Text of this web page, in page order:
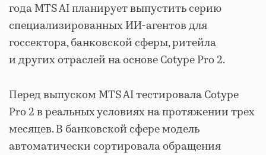
года MTS AI планирует выпустить серию
специализированных ИИ-агентов для
госсектора, банковской сферы, ритейла
и других отраслей на основе Cotype Pro 2.
Перед выпуском MTS AI тестировала Cotype
Pro 2 в реальных условиях на протяжении трех
месяцев. В банковской сфере модель
автоматически сортировала обращения